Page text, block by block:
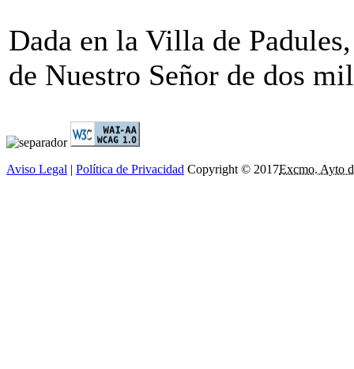
Dada en la Villa de
de Nuestro Señor de dos
Aviso Legal | Política de Privacidad Copyright © 2017Excmo. Ayto